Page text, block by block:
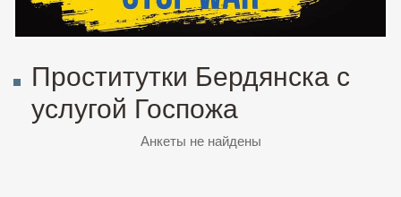
Проститутки Бердянска с
услугой Госпожа
Анкеты не найдены